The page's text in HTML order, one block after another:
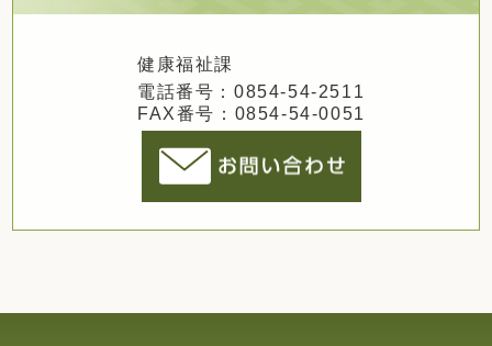
健康福祉課
電話番号：0854-54-2511
FAX番号：0854-54-0051